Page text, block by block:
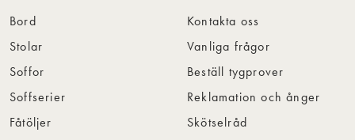
Bord
Stolar
Soffor
Soffserier
Fåtöljer
Kontakta oss
Vanliga frågor
Beställ tygprover
Reklamation och ånger
Skötselråd